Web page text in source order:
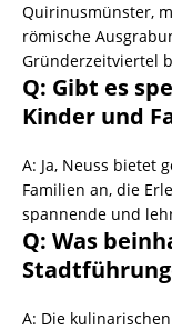
Quirinusmünster,
römische
Gründerzeitviertel
Q: Gibt es
Kinder und
A: Ja, Neuss bietet
Familien an, die
spannende und
Q: Was
A: Die